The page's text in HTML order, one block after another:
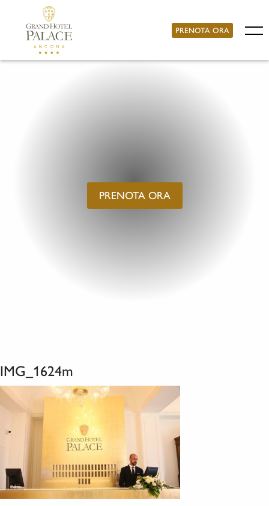
PRENOTA ORA
PRENOTA ORA
IMG_1624m